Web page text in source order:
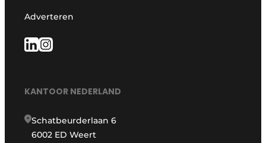
Adverteren
KANTOOR NEDERLAND
Schatbeurderlaan 6
6002 ED Weert